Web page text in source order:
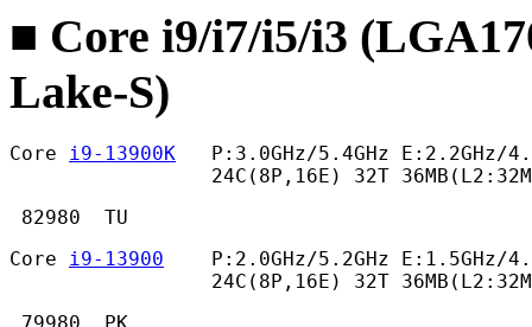
■ Core i9/i7/i5/i3
Lake-S)
Core i9-13900K
P:3.0GHz/5.4GHz E:2.2GHz/
24C(8P,16E) 32T
82980  TU
Core i9-13900
P:2.0GHz/5.2GHz E:1.5GHz/
24C(8P,16E) 32T